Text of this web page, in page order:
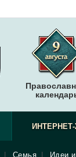
Семья Идеи